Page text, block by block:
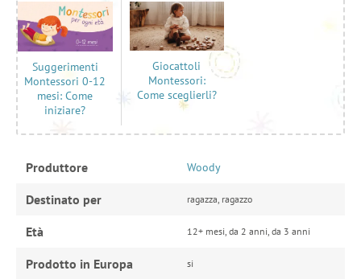
Suggerimenti
Montessori 0-12
mesi: Come
iniziare?
Giocattoli
Montessori:
Come sceglierli?
Produttore Woody
Destinato per ragazza, ragazzo
Età 12+ mesi, da 2 anni, da 3 anni
Prodotto in Europa si